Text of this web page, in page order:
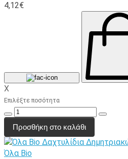
4,12€
X
Επιλέξτε ποσότητα
Προσθήκη στο καλάθι
Όλα Bio